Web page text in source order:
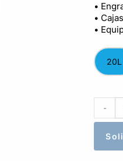
•
•
•
20L
-